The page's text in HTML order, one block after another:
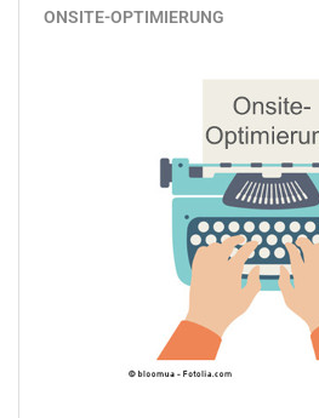
ONSITE-OPTIMIERUNG